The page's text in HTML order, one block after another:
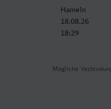
Mögliche
Hameln
18.08.26
18:29